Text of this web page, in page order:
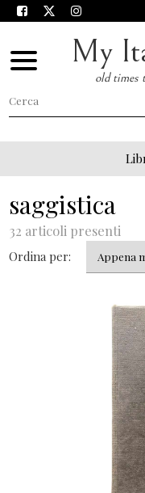
My
old times
saggistica
32 articoli presenti
Ordina per: